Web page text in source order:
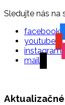
Sledujte nás na
facebook
youtube
instagram
mail